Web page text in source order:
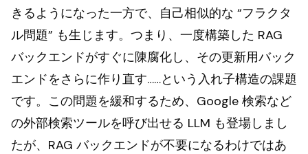
きるようになった一方で、自己相似的な “フラクタ
ル問題” も生じます。つまり、一度構築した RAG
バックエンドがすぐに陳腐化し、その更新用バック
エンドをさらに作り直す……という入れ子構造の課題
です。この問題を緩和するため、Google 検索など
の外部検索ツールを呼び出せる LLM も登場しまし
たが、RAG バックエンドが不要になるわけではあ